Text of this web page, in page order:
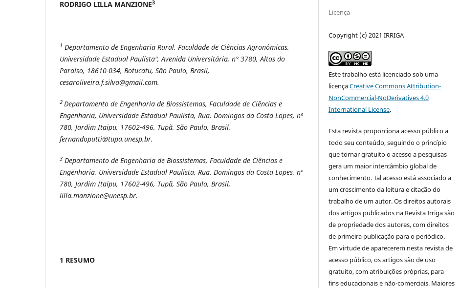
RODRIGO LILLA MANZIONE3
1 Departamento de Engenharia Rural, Faculdade de Ciências Agronômicas,
Universidade Estadual Paulista", Avenida Universitária, n° 3780, Altos do
Paraíso, 18610-034, Botucatu, São Paulo, Brasil,
cesaroliveira.f.silva@gmail.com.
2 Departamento de Engenharia de Biossistemas, Faculdade de Ciências e
Engenharia, Universidade Estadual Paulista, Rua. Domingos da Costa Lopes, nº
780, Jardim Itaipu, 17602-496, Tupã, São Paulo, Brasil,
fernandoputti@tupa.unesp.br.
3 Departamento de Engenharia de Biossistemas, Faculdade de Ciências e
Engenharia, Universidade Estadual Paulista, Rua. Domingos da Costa Lopes, nº
780, Jardim Itaipu, 17602-496, Tupã, São Paulo, Brasil,
lilla.manzione@unesp.br.
1 RESUMO
Licença
Copyright (c) 2021 IRRIGA
Este trabalho está licenciado sob uma
licençaCreative Commons Attribution-
NonCommercial-NoDerivatives 4.0
International License.
Esta revista proporciona acesso público a
todo seu conteúdo, seguindo o princípio
que tornar gratuito o acesso a pesquisas
gera um maior intercâmbio global de
conhecimento. Tal acesso está associado a
um crescimento da leitura e citação do
trabalho de um autor. Os direitos autorais
dos artigos publicados na Revista Irriga são
de propriedade dos autores, com direitos
de primeira publicação para o periódico.
Em virtude de aparecerem nesta revista de
acesso público, os artigos são de uso
gratuito, com atribuições próprias, para
fins educacionais e não-comerciais. Maiores